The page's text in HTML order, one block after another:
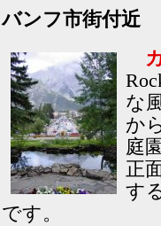
バンフ市街付近
な
か
庭
正
す
です。